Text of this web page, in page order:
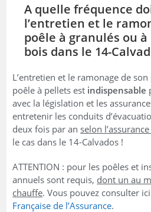
A quelle fréquence
l’entretien et le
poêle à granulés ou
bois dans le 14-
L’entretien et le ramonage de
poêle à pellets est indispensable
avec la législation et les
entretenir les conduits
deux fois par an selon
le cas dans le 14-Calvados !
ATTENTION : pour les poêles et
annuels sont requis, dont un au
chauffe. Vous pouvez consulter
Française de l’Assurance.